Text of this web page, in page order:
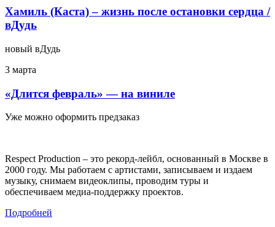
Хамиль (Каста) – жизнь после остановки сердца /
вДудь
новый вДудь
3 марта
«Длится февраль» — на виниле
Уже можно оформить предзаказ
Respect Production – это рекорд-лейбл, основанный в Москве в
2000 году. Мы работаем с артистами, записываем и издаем
музыку, снимаем видеоклипы, проводим туры и
обеспечиваем медиа-поддержку проектов.
Подробней